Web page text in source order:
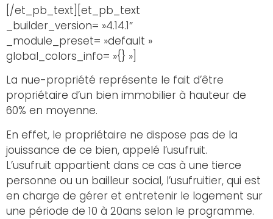
[/et_pb_text][et_pb_text
_builder_version= »4.14.1″
_module_preset= »default »
global_colors_info= »{} »]
La nue-propriété représente le fait d’être
propriétaire d’un bien immobilier à hauteur de
60% en moyenne.
En effet, le propriétaire ne dispose pas de la
jouissance de ce bien, appelé l’usufruit.
L’usufruit appartient dans ce cas à une tierce
personne ou un bailleur social, l’usufruitier, qui est
en charge de gérer et entretenir le logement sur
une période de 10 à 20ans selon le programme.